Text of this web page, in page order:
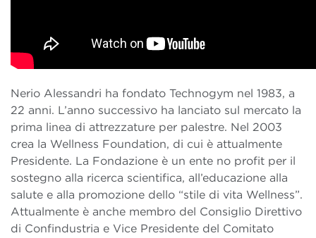
Nerio Alessandri ha fondato Technogym nel 1983, a
22 anni. L’anno successivo ha lanciato sul mercato la
prima linea di attrezzature per palestre. Nel 2003
crea la Wellness Foundation, di cui è attualmente
Presidente. La Fondazione è un ente no profit per il
sostegno alla ricerca scientifica, all’educazione alla
salute e alla promozione dello “stile di vita Wellness”.
Attualmente è anche membro del Consiglio Direttivo
di Confindustria e Vice Presidente del Comitato